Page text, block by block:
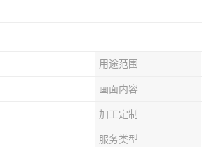
用途范围
画面内容
加工定制
服务类型